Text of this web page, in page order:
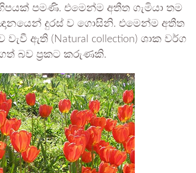
පමණි. එමෙන්ම අතීත ගැමියා තම
දුරස් ව ගොසිනි. එමෙන්ම අතීත
ඇති (Natural collection) ශාක වර්ග
බව ප්‍රකට කරුණකි.